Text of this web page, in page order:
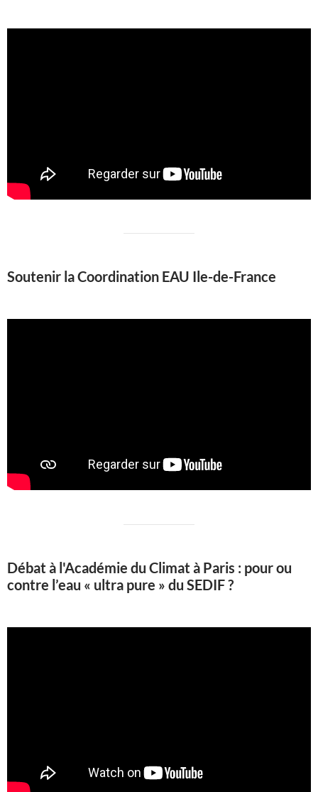
Soutenir la Coordination EAU Ile-de-France
Débat à l'Académie du Climat à Paris : pour ou
contre l’eau « ultra pure » du SEDIF ?